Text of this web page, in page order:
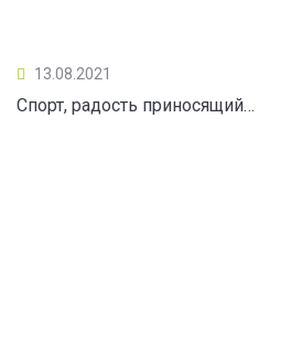
13.08.2021
Спорт, радость приносящий…